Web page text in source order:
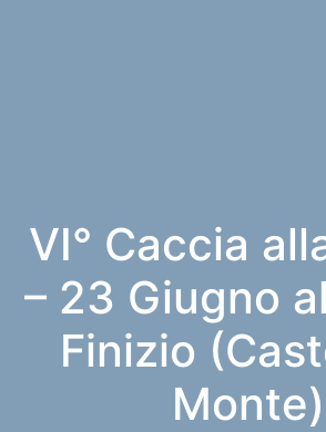
VI° Caccia
– 23 Giugno
Finizio
Monte)